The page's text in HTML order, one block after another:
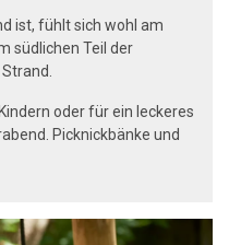
ist, fühlt sich wohl am
südlichen Teil der
oder für ein leckeres
Picknickbänke und